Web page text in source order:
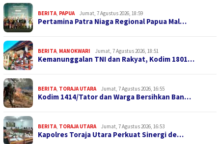
BERITA, PAPUA Jumat, 7 Agustus 2026, 18:59
Pertamina Patra Niaga Regional Papua Mal…
BERITA, MANOKWARI Jumat, 7 Agustus 2026, 18:51
Kemanunggalan TNI dan Rakyat, Kodim 1801…
BERITA, TORAJA UTARA Jumat, 7 Agustus 2026, 16:55
Kodim 1414/Tator dan Warga Bersihkan Ban…
BERITA, TORAJA UTARA Jumat, 7 Agustus 2026, 16:53
Kapolres Toraja Utara Perkuat Sinergi de…